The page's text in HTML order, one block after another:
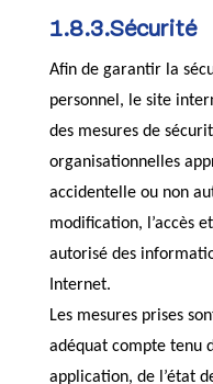
1.8.3.Sécurité
Afin de garantir la
personnel, le site
des mesures de
organisationnelles
accidentelle ou non
modification, l’accès
autorisé des
Internet.
Les mesures prises
adéquat compte tenu
application, de l’état